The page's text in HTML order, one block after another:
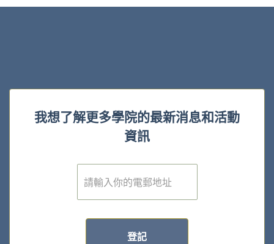
我想了解更多學院的最新消息和活動
資訊
電
子
登記